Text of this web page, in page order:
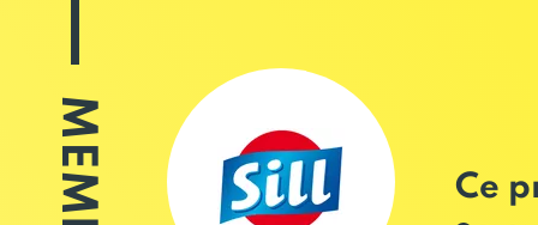
Ce